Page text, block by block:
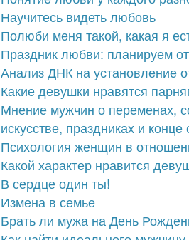
Научитесь видеть любовь
Полюби меня такой, какая я
Праздник любви: планируем
Анализ ДНК на установление
Какие девушки нравятся
Мнение мужчин о переменах,
искусстве, праздниках и конце
Психология женщин в
Какой характер нравится
В сердце один ты!
Измена в семье
Брать ли мужа на День